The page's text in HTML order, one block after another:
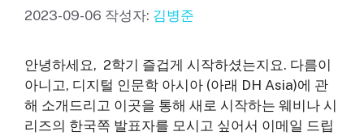
2023-09-06 작성자: 김병준
안녕하세요, 2학기 즐겁게 시작하셨는지요. 다름이
아니고, 디지털 인문학 아시아 (아래 DH Asia)에 관
해 소개드리고 이곳을 통해 새로 시작하는 웨비나 시
리즈의 한국쪽 발표자를 모시고 싶어서 이메일 드립